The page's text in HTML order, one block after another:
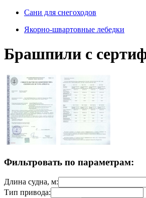
Сани для снегоходов
Якорно-швартовные лебедки
Брашпили с
Фильтровать по параметрам:
Длина судна, м:
Тип привода: